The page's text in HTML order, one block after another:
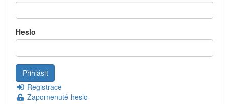
Heslo
Registrace
Zapomenuté heslo